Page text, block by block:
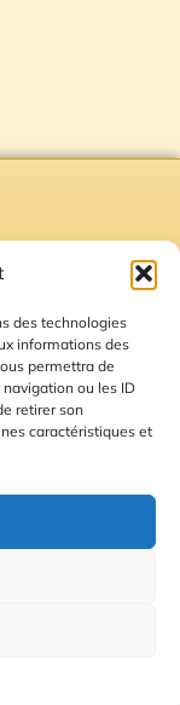
des technologies
informations des
permettra de
ou les ID
retirer son
caractéristiques et
du site